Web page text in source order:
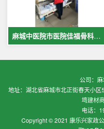
麻城中医院市医院佳福骨科医院铁路医院护工案例展示
公司：
地址：湖北省麻城市北正街春天小
塆建材
电话：
Copyright © 2021 康乐兴家政